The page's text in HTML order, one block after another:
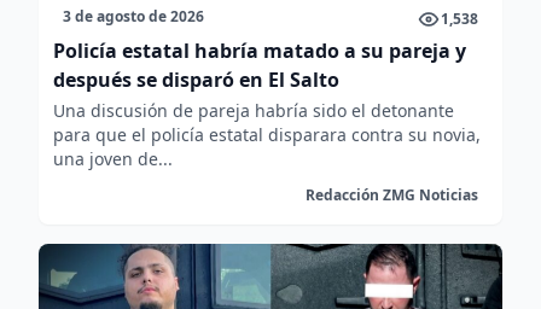
3 de agosto de 2026 1,538
Policía estatal habría matado a su pareja y
después se disparó en El Salto
Una discusión de pareja habría sido el detonante
para que el policía estatal disparara contra su novia,
una joven de...
Redacción ZMG Noticias